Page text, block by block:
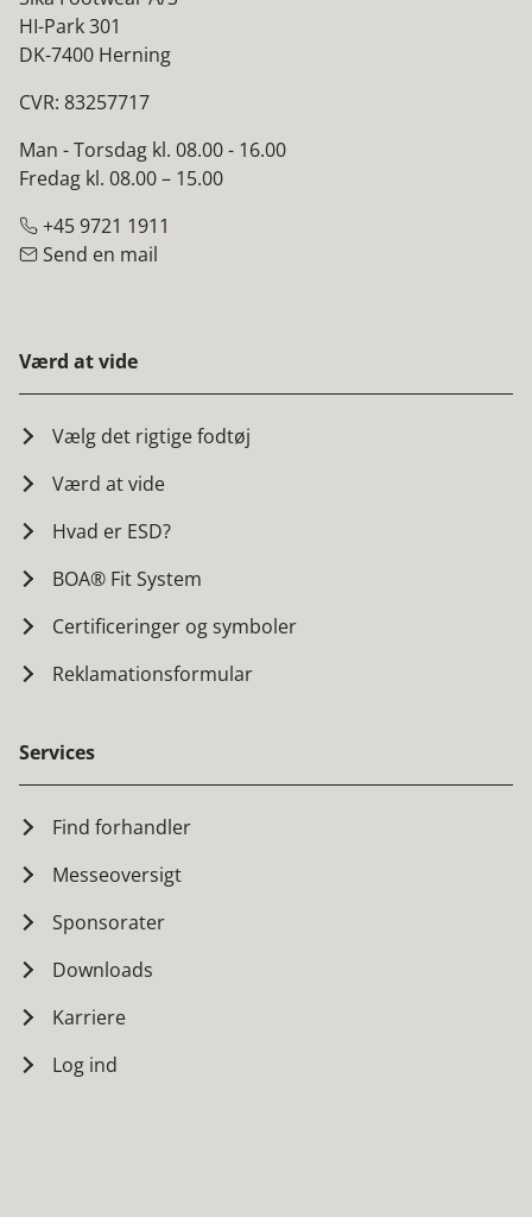
HI-Park 301
DK-7400 Herning
CVR: 83257717
Man - Torsdag kl. 08.00 - 16.00
Fredag kl. 08.00 – 15.00
+45 9721 1911
Send en mail
Værd at vide
Vælg det rigtige fodtøj
Værd at vide
Hvad er ESD?
BOA® Fit System
Certificeringer og symboler
Reklamationsformular
Services
Find forhandler
Messeoversigt
Sponsorater
Downloads
Karriere
Log ind